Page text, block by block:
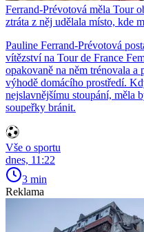
Ferrand-Prévotová měla Tour
ztráta z něj udělala místo, kde
Pauline Ferrand-Prévotová
vítězství na Tour de France
opakovaně na něm trénovala
výhodě domácího prostředí.
nejslavnějšímu stoupání, měla
soupeřky bránit.
Vše o sportu
dnes, 11:22
3 min
Reklama